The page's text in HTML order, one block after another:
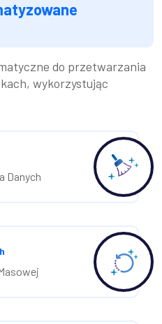
do przetwarzania
wykorzystując
Danych